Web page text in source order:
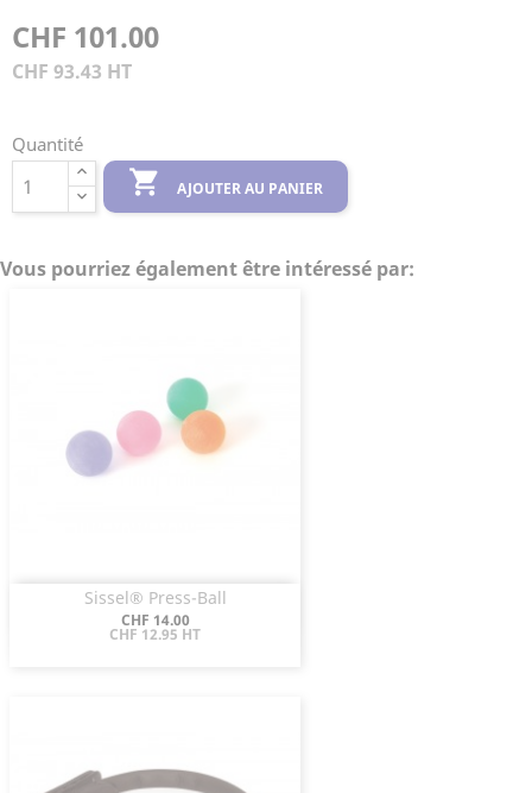
CHF 101.00
CHF 93.43 HT
Quantité
 AJOUTER AU PANIER
Vous pourriez également être intéressé par:
Sissel® Press-Ball
Prix
CHF 14.00
CHF 12.95 HT
Aperçu rapide